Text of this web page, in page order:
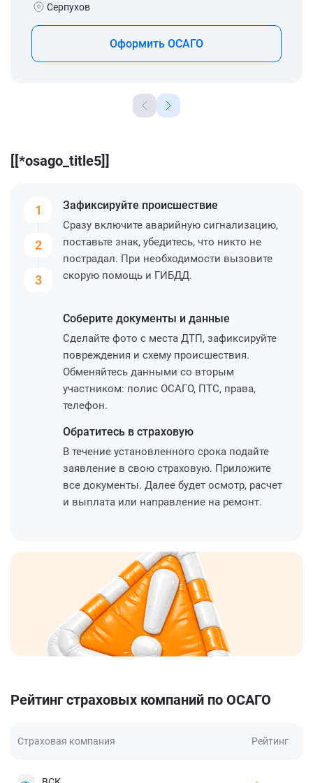
Серпухов
Оформить ОСАГО
[[*osago_title5]]
1
2
3
Зафиксируйте происшествие
Сразу включите аварийную сигнализацию,
поставьте знак, убедитесь, что никто не
пострадал. При необходимости вызовите
скорую помощь и ГИБДД.
Соберите документы и данные
Сделайте фото с места ДТП, зафиксируйте
повреждения и схему происшествия.
Обменяйтесь данными со вторым
участником: полис ОСАГО, ПТС, права,
телефон.
Обратитесь в страховую
В течение установленного срока подайте
заявление в свою страховую. Приложите
все документы. Далее будет осмотр, расчет
и выплата или направление на ремонт.
Рейтинг страховых компаний по ОСАГО
Страховая компания Рейтинг